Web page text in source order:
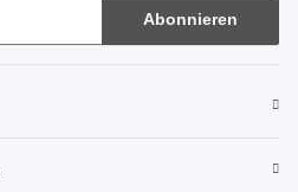
Abonnieren